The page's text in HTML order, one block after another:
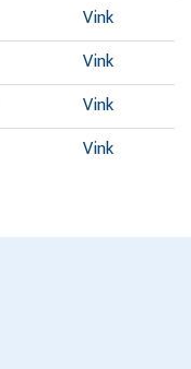
Vink
Vink
Vink
Vink